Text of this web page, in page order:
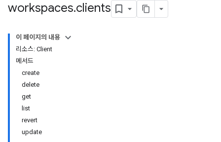
workspaces.clients
이 페이지의 내용
리소스: Client
메서드
create
delete
get
list
revert
update